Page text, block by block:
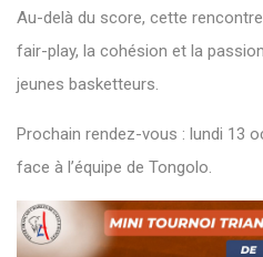
Au-delà du score, cette
fair-play, la cohésion et la
jeunes basketteurs.
Prochain rendez-vous : lundi 13
face à l’équipe de Tongolo.